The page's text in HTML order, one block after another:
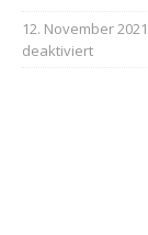
12. November
deaktiviert